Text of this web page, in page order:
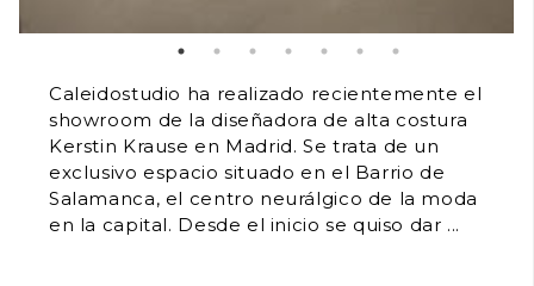
Caleidostudio ha realizado recientemente el
showroom de la diseñadora de alta costura
Kerstin Krause en Madrid. Se trata de un
exclusivo espacio situado en el Barrio de
Salamanca, el centro neurálgico de la moda
en la capital. Desde el inicio se quiso dar